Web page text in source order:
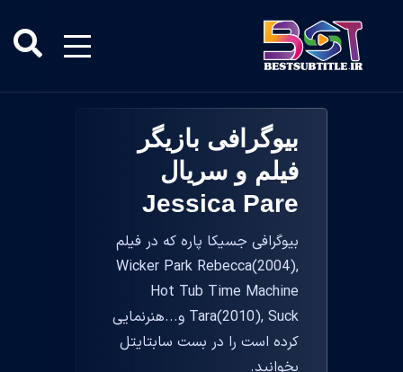
بیوگرافی بازیگر
فیلم و سریال
Jessica Pare
بیوگرافی جسیکا پاره که در فیلم
Wicker Park Rebecca(2004),
Hot Tub Time Machine
Tara(2010), Suck و...هنرنمایی
کرده است را در بست سابتایتل
بخوانید.